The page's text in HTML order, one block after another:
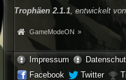
Trophäen 2.1.1, entwickelt
GameModeON »
Impressum
Facebook
Twitter